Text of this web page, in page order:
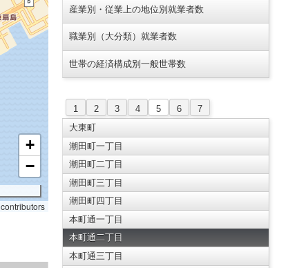
+
−
contributors
産業別・従業上の地位別就業者数
職業別（大分類）就業者数
世帯の経済構成別一般世帯数
1 2 3 4 5 6
7
大東町
潮田町一丁目
潮田町二丁目
潮田町三丁目
潮田町四丁目
本町通一丁目
本町通二丁目
本町通三丁目